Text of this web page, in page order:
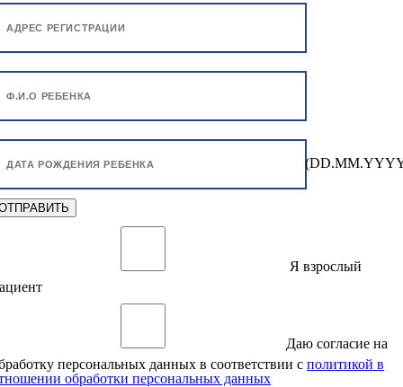
Я взрослый
Даю согласие на
персональных данных в соответствии с политикой в
обработки персональных данных